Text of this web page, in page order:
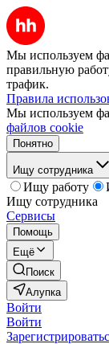
Мы используем
правильную
трафик.
Правила
Мы используем
файлов cookie
Понятно
Ищу сотрудника
Ищу работу
Ищу сотрудника
Сервисы
Помощь
Ещё
Поиск
Алупка
Войти
Войти